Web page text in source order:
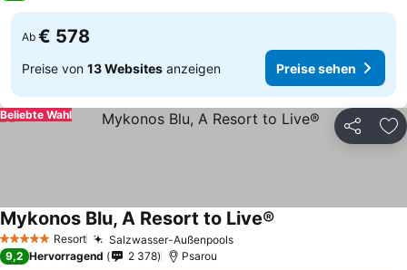
Ab € 578
Preise von 13 Websites anzeigen Preise sehen
Teilen
Beliebte Wahl
5 Sterne Resort Salzwasser-AußenpoolsPreise sehen
Mykonos Blu, A Resort to Live®
9,2 Hervorragend 2 378 Psarou